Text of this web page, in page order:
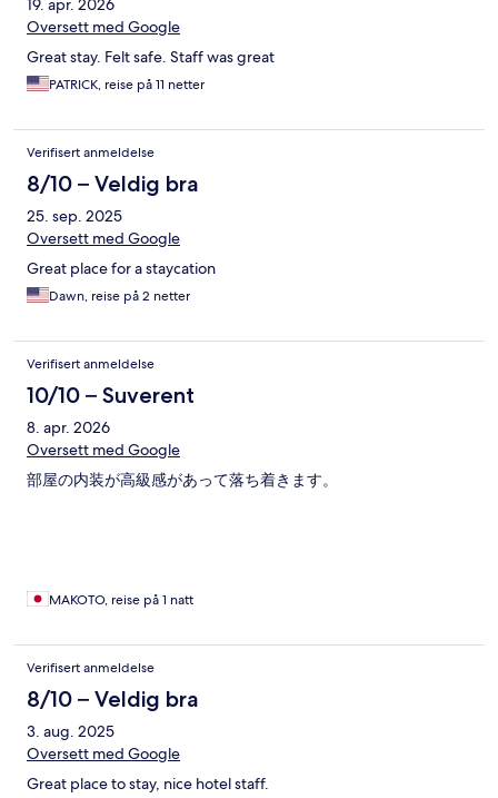
19. apr. 2026
Oversett med Google
Great stay. Felt safe. Staff was great
PATRICK, reise på 11 netter
Verifisert anmeldelse
8/10 – Veldig bra
25. sep. 2025
Oversett med Google
Great place for a staycation
Dawn, reise på 2 netter
Verifisert anmeldelse
10/10 – Suverent
8. apr. 2026
Oversett med Google
部屋の内装が高級感があって落ち着きます。
MAKOTO, reise på 1 natt
Verifisert anmeldelse
8/10 – Veldig bra
3. aug. 2025
Oversett med Google
Great place to stay, nice hotel staff.